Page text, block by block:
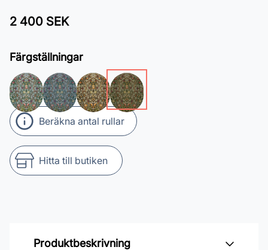
2 400 SEK
Färgställningar
Beräkna antal rullar
Hitta till butiken
Produktbeskrivning